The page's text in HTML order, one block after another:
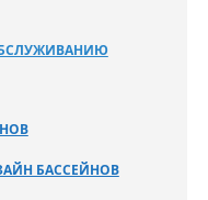
БАССЕЙНОВ